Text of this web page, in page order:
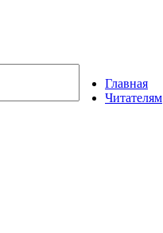
Главная
Читателям